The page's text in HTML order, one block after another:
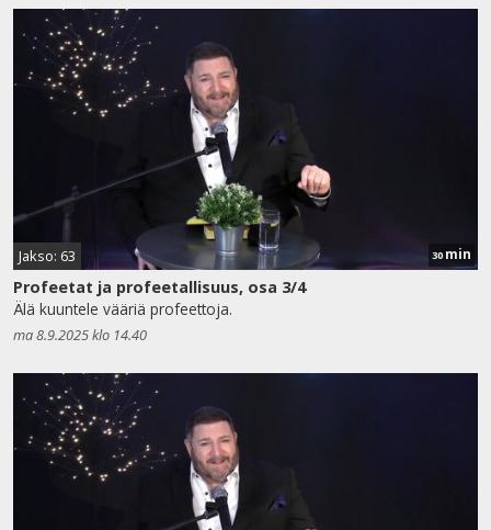
Jakso: 63 30 min
Profeetat ja profeetallisuus, osa 3/4
Älä kuuntele vääriä profeettoja.
ma 8.9.2025 klo 14.40